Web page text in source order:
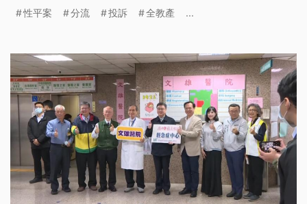
案回歸教育機制。
性平案 分流 投訴 全教產 ...